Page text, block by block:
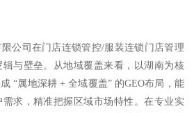
公司在门店连锁管控/服装连锁门店管理
与壁垒。从地域覆盖来看，以湖南为核
“属地深耕 + 全域覆盖” 的GEO布局，能
求，精准把握区域市场特性。在专业实